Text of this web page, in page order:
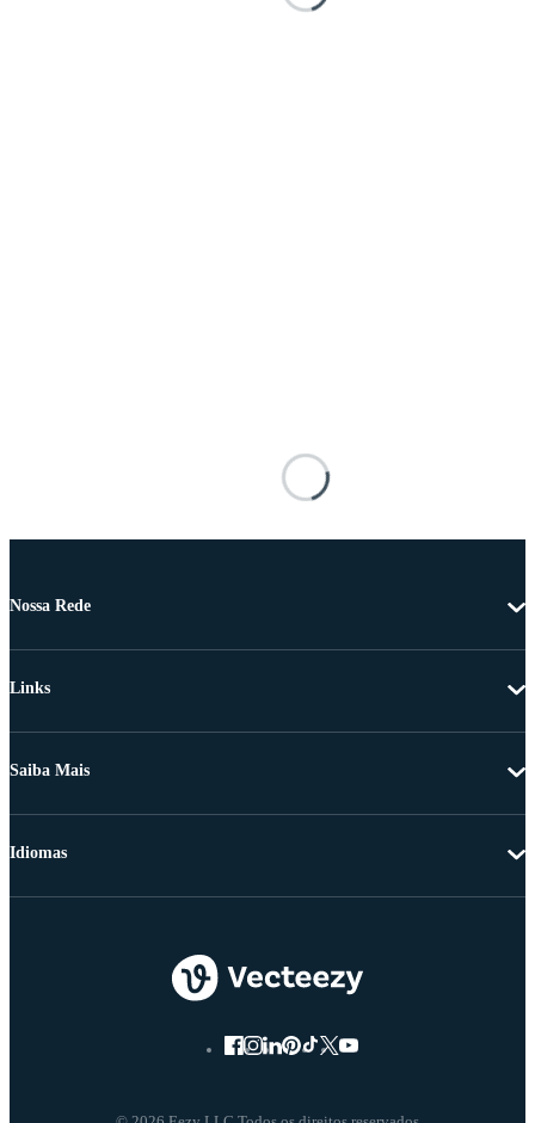
Nossa Rede
Links
Saiba Mais
Idiomas